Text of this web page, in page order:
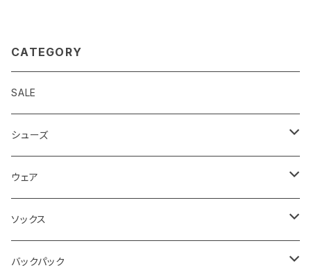
CATEGORY
SALE
シューズ
ロード
メンズ
レディス
トレイル
メンズ
キッズ
ウェア
Teton Bros.
Static
ソックス
Milestone
バックパック